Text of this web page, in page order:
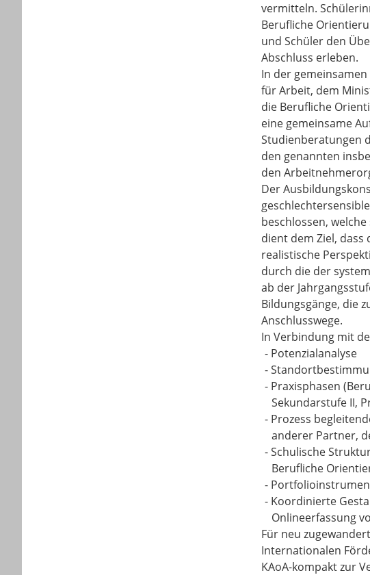
vermitteln.
Berufliche
und Schüler den
Abschluss erleben.
In der
für Arbeit, dem
die Berufliche
eine gemeinsame
Studienberatungen
den genannten
den
Der
beschlossen,
dient dem Ziel,
realistische
durch die der
ab der
Bildungsgänge, die
Anschlusswege.
In Verbindung mit
- Potenzialanalyse
-
- Praxisphasen
Sekundarstufe II,
- Prozess
anderer Partner,
-Schulische
Berufliche
-
- Koordinierte
Onlineerfassung
Für neu
Internationalen
KAoA-kompakt zur